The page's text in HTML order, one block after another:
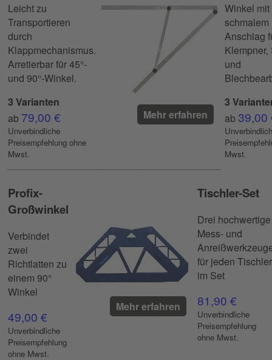
Leicht zu
Transportieren
durch
Klappmechanismus.
Arretierbar für 45°-
und 90°-Winkel.
3 Varianten
ab 79,00 €
Unverbindliche
Preisempfehlung ohne
Mwst.
Mehr erfahren
Winkel mit
schmalem
Anschlag
und
3
ab 39,00
Mwst.
Profix-
Großwinkel
Verbindet
zwei
Richtlatten zu
einem 90°
Winkel
49,00 €
Unverbindliche
Preisempfehlung
ohne Mwst.
Mehr erfahren
Tischler-Set
Drei hochwertige
Mess- und
für jeden Tischler
im Set
81,90 €
Unverbindliche
Preisempfehlung
ohne Mwst.